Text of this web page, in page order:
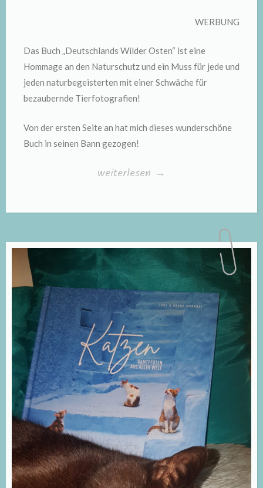
WERBUNG
Das Buch „Deutschlands Wilder Osten“ ist eine
Hommage an den Naturschutz und ein Muss für jede und
jeden naturbegeisterten mit einer Schwäche für
bezaubernde Tierfotografien!
Von der ersten Seite an hat mich dieses wunderschöne
Buch in seinen Bann gezogen!
„„Deutschlands
Osten“
Axel
Gomille“
weiterlesen →